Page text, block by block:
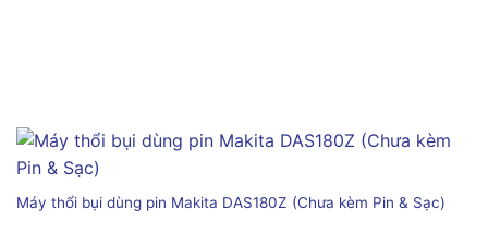
Máy thổi bụi dùng pin Makita DAS180Z (Chưa kèm Pin & Sạc)